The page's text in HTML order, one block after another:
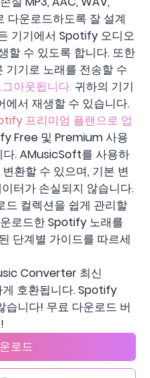
다운로드하도록 잘 설계
기기에서 Spotify 오디오
할 수 있도록 합니다. 또한
기기로 노래를 전송할 수
아웃됩니다. 귀하의 기기
에서 재생할 수 있습니다.
프리미엄 플랜으로 업
Free 및 Premium 사용
다. AMusicSoft를 사용하
환할 수 있으며, 기본 변
터가 손실되지 않습니다.
드 컬렉션을 쉽게 관리할
로드한 Spotify 노래를
단계별 가이드를 따르세
Converter 최신
호환됩니다. Spotify
니다! 무료 다운로드 버
로드